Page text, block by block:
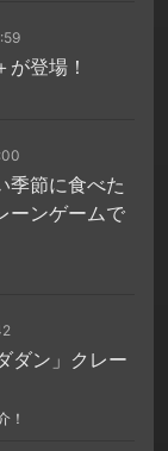
登場！
季節に食べた
ーンゲームで
ダン」クレー
！